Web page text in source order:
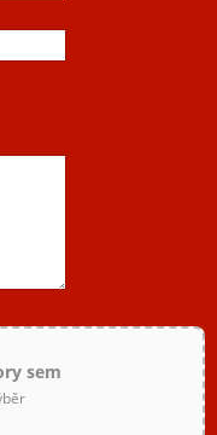
sem